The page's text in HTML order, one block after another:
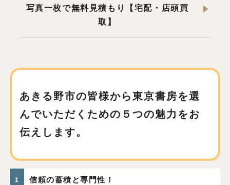
写真一枚で無料見積もり【宅配・店頭買
取】
あきる野市の皆様から東京書房を選
んでいただくための ５つの魅力をお
伝えします。
1 信頼の蓄積と専門性！